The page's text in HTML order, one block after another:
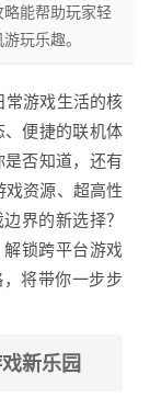
能帮助玩家轻
玩乐趣。
常游戏生活的核
便捷的联机体
否知道，还有
资源、超高性
界的新选择？
锁跨平台游戏
将带你一步步
新乐园